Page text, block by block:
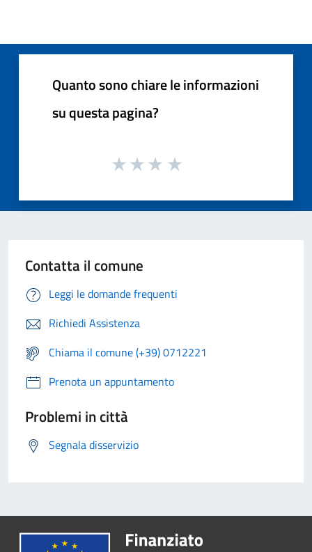
Quanto sono chiare le informazioni
su questa pagina?
Contatta il comune
Leggi le domande frequenti
Richiedi Assistenza
Chiama il comune (+39) 0712221
Prenota un appuntamento
Problemi in città
Segnala disservizio